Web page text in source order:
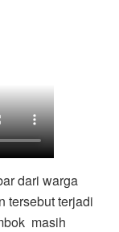
dari warga
tersebut terjadi
masih